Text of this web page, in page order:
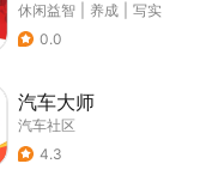
休闲益智 养成
写实
0.0
汽车大师
汽车社区
4.3